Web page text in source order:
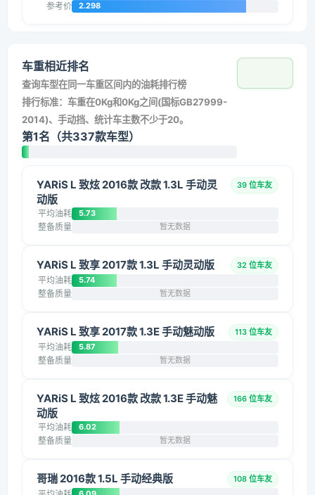
参考价 2.298
车重相近排名
查询车型在同一车重区间内的油耗排行榜
排行标准：车重在0Kg和0Kg之间(国标GB27999-
2014)、手动挡、统计车主数不少于20。
第1名（共337款车型）
YARiS L 致炫 2016款 改款 1.3L 手动灵
动版
39 位车友
平均油耗 5.73
整备质量 暂无数据
YARiS L 致享 2017款 1.3L 手动灵动版 32 位车友
平均油耗 5.74
整备质量 暂无数据
YARiS L 致享 2017款 1.3E 手动魅动版 113 位车友
平均油耗 5.87
整备质量 暂无数据
YARiS L 致炫 2016款 改款 1.3E 手动魅
动版
166 位车友
平均油耗 6.02
整备质量 暂无数据
哥瑞 2016款 1.5L 手动经典版 108 位车友